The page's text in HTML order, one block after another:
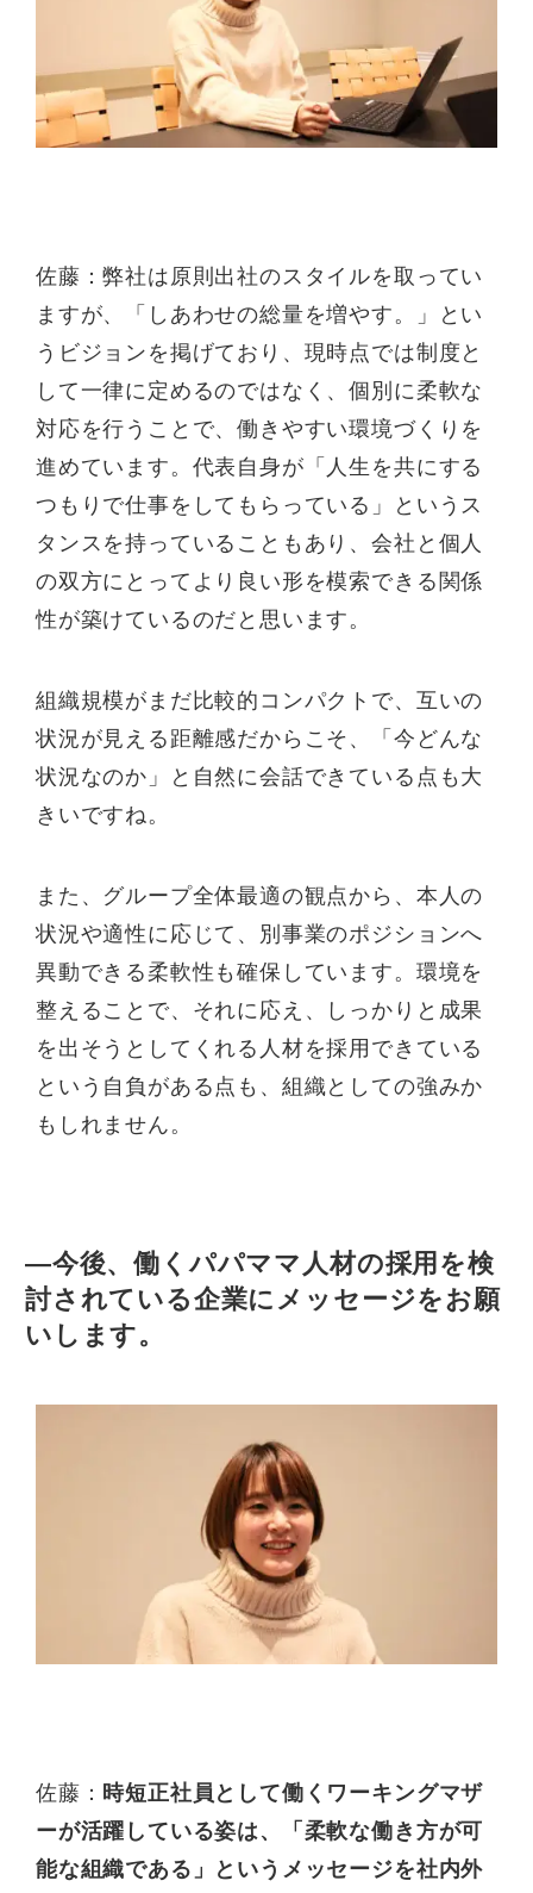
佐藤：弊社は原則出社のスタイルを取ってい
ますが、「しあわせの総量を増やす。」とい
うビジョンを掲げており、現時点では制度と
して一律に定めるのではなく、個別に柔軟な
対応を行うことで、働きやすい環境づくりを
進めています。代表自身が「人生を共にする
つもりで仕事をしてもらっている」というス
タンスを持っていることもあり、会社と個人
の双方にとってより良い形を模索できる関係
性が築けているのだと思います。
組織規模がまだ比較的コンパクトで、互いの
状況が見える距離感だからこそ、「今どんな
状況なのか」と自然に会話できている点も大
きいですね。
また、グループ全体最適の観点から、本人の
状況や適性に応じて、別事業のポジションへ
異動できる柔軟性も確保しています。環境を
整えることで、それに応え、しっかりと成果
を出そうとしてくれる人材を採用できている
という自負がある点も、組織としての強みか
もしれません。
—今後、働くパパママ人材の採用を検
討されている企業にメッセージをお願
いします。
佐藤： 時短正社員として働くワーキングマザ
ーが活躍している姿は、「柔軟な働き方が可
能な組織である」というメッセージを社内外